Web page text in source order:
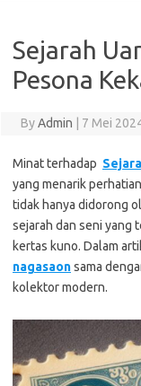
Sejarah
Pesona
ByAdmin 7 Mei
Minat terhadap
yang menarik
tidak hanya didorong
sejarah dan seni yang
kertas kuno. Dalam
nagasaonsama
kolektor modern.